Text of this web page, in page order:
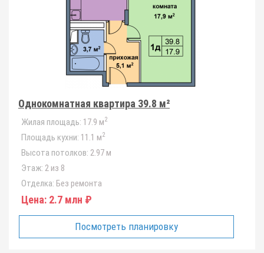
Однокомнатная квартира 39.8 м²
Жилая площадь: 17.9 м2
Площадь кухни: 11.1 м2
Высота потолков: 2.97 м
Этаж: 2 из 8
Отделка: Без ремонта
Цена: 2.7 млн ₽
Посмотреть планировку